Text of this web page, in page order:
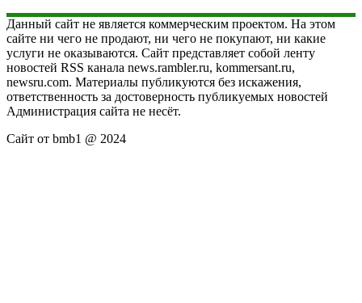
Данный сайт не является коммерческим проектом. На этом
сайте ни чего не продают, ни чего не покупают, ни какие
услуги не оказываются. Сайт представляет собой ленту
новостей RSS канала news.rambler.ru, kommersant.ru,
newsru.com. Материалы публикуются без искажения,
ответственность за достоверность публикуемых новостей
Администрация сайта не несёт.
Сайт от bmb1 @ 2024